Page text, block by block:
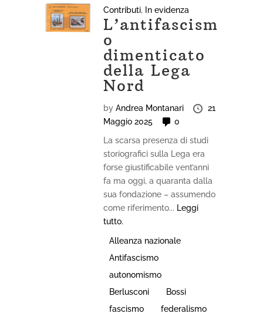
Contributi, In evidenza
L’antifascism
o
dimenticato
della Lega
Nord
by Andrea Montanari
21
Maggio 2025
0
La scarsa presenza di studi
storiografici sulla Lega era
forse giustificabile vent’anni
fa ma oggi, a quaranta dalla
sua fondazione – assumendo
come riferimento... Leggi
tutto.
Alleanza nazionale
Antifascismo
autonomismo
Berlusconi
Bossi
fascismo
federalismo